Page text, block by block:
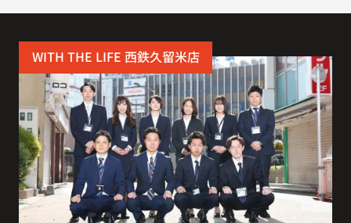
WITH THE LIFE 西鉄久留米店